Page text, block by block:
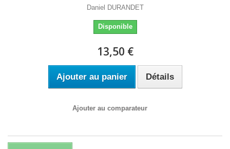
Daniel DURANDET
Disponible
13,50 €
Ajouter au panier Détails
Ajouter au comparateur